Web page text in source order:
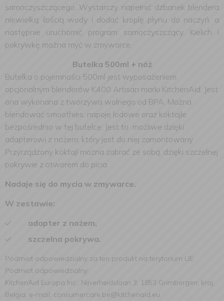
samoczyszczącego. Wystarczy napełnić dzbanek blendera
niewielką ilością wody i dodać kroplę płynu do naczyń, a
następnie uruchomić program samoczyszczący. Kielich i
pokrywkę można myć w zmywarce.
Butelka 500ml + nóż
Butelka o pojemności 500ml jest wyposażeniem
opcjonalnym blenderów K400 Artisan marki KitchenAid. Jest
ona wykonana z tworzywa wolnego od BPA. Można
blendować smoothies, napoje lodowe oraz koktajle
bezpośrednio w tej butelce. Jest to możliwe dzięki
adapterowi z nożem, który jest do niej zamontowany.
Przyrządzony koktajl można zabrać ze sobą, dzięki szczelnej
pokrywie z otworem do picia.
Nadaje się do mycia w zmywarce.
W zestawie:
adapter z nożem,
szczelna pokrywa.
Podmiot odpowiedzialny za ten produkt na terytorium UE:
Podmiot odpowiedzialny:
KitchenAid Europa Inc., Nijverheidslaan 3, 1853 Grimbergen, kraj:
Belgia, e-mail: consumercare.be@kitchenaid.eu